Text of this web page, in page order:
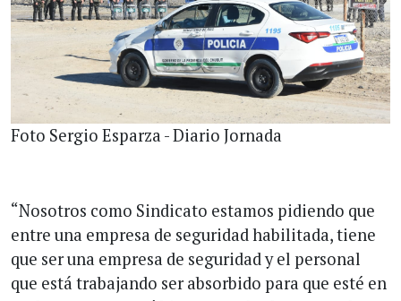
Foto Sergio Esparza - Diario Jornada
“Nosotros como Sindicato estamos pidiendo que
entre una empresa de seguridad habilitada, tiene
que ser una empresa de seguridad y el personal
que está trabajando ser absorbido para que esté en